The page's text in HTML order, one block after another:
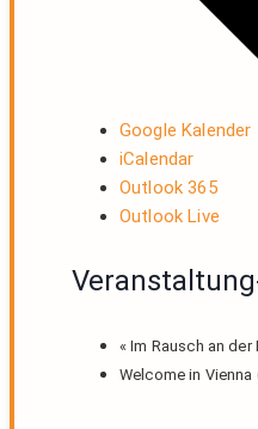
Google Kalender
iCalendar
Outlook 365
Outlook Live
« Im Rausch an der
Welcome in Vienna